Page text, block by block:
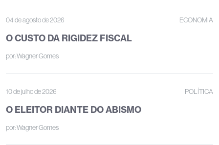
04 de agosto de 2026 ECONOMIA
O CUSTO DA RIGIDEZ FISCAL
por:Wagner Gomes
10 de julho de 2026 POLÍTICA
O ELEITOR DIANTE DO ABISMO
por:Wagner Gomes